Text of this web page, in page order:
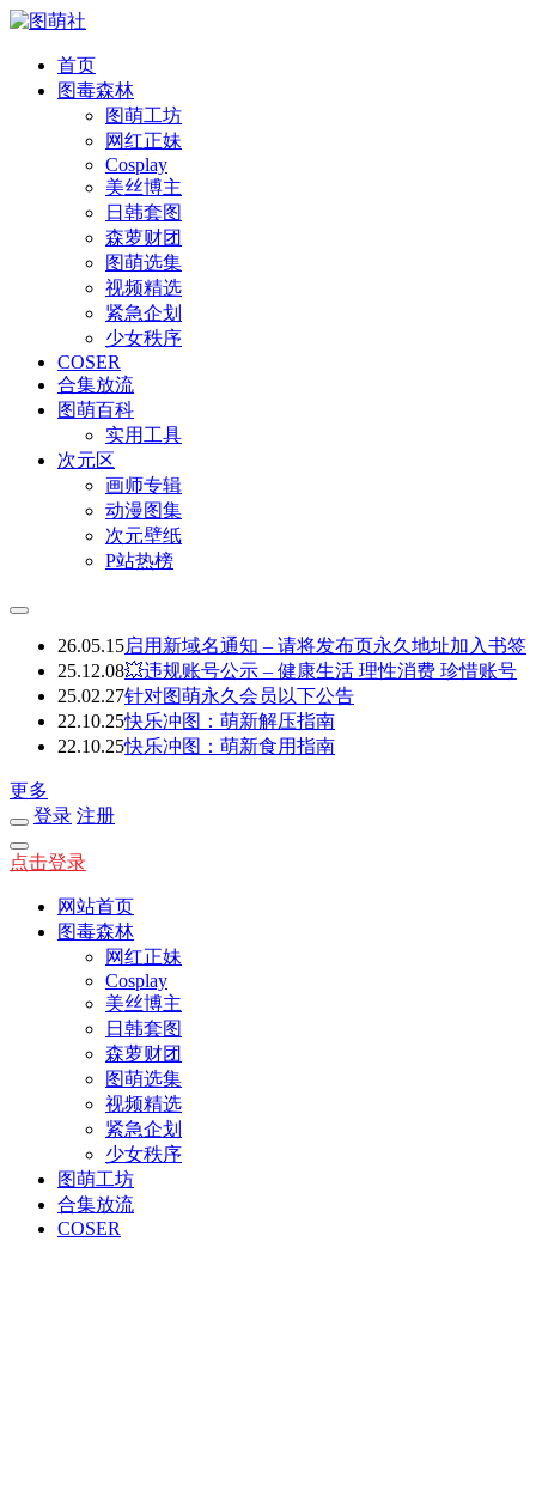
首页
图毒森林
图萌工坊
网红正妹
Cosplay
美丝博主
日韩套图
森萝财团
图萌选集
视频精选
紧急企划
少女秩序
COSER
合集放流
图萌百科
实用工具
次元区
画师专辑
动漫图集
次元壁纸
P站热榜
26.05.15启用新域名通知 – 请将发布页永久地址加入书签
25.12.08💥违规账号公示 – 健康生活 理性消费 珍惜账号
25.02.27针对图萌永久会员以下公告
22.10.25快乐冲图：萌新解压指南
22.10.25快乐冲图：萌新食用指南
更多
登录 注册
点击登录
网站首页
图毒森林
网红正妹
Cosplay
美丝博主
日韩套图
森萝财团
图萌选集
视频精选
紧急企划
少女秩序
图萌工坊
合集放流
COSER